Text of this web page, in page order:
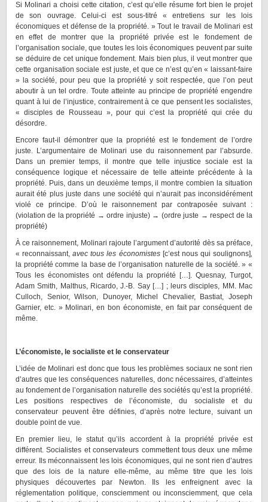
Si Molinari a choisi cette citation, c’est qu’elle résume fort bien le projet
de son ouvrage. Celui-ci est sous-titré « entretiens sur les lois
économiques et défense de la propriété. » Tout le travail de Molinari est
en effet de montrer que la propriété privée est le fondement de
l’organisation sociale, que toutes les lois économiques peuvent par suite
se déduire de cet unique fondement. Mais bien plus, il veut montrer que
cette organisation sociale est juste, et que ce n’est qu’en « laissant-faire
» la société, pour peu que la propriété y soit respectée, que l’on peut
aboutir à un tel ordre. Toute atteinte au principe de propriété engendre
quant à lui de l’injustice, contrairement à ce que pensent les socialistes,
« disciples de Rousseau », pour qui c’est la propriété qui crée du
désordre.
Encore faut-il démontrer que la propriété est le fondement de l’ordre
juste. L’argumentaire de Molinari use du raisonnement par l’absurde.
Dans un premier temps, il montre que telle injustice sociale est la
conséquence logique et nécessaire de telle atteinte précédente à la
propriété. Puis, dans un deuxième temps, il montre combien la situation
aurait été plus juste dans une société qui n’aurait pas inconsidérément
violé ce principe. D’où le raisonnement par contraposée suivant :
(violation de la propriété → ordre injuste) → (ordre juste → respect de la
propriété)
À ce raisonnement, Molinari rajoute l’argument d’autorité dès sa préface,
« reconnaissant,avec tous les économistes[c’est nous qui soulignons],
la propriété comme la base de l’organisation naturelle de la société. » «
Tous les économistes ont défendu la propriété […]. Quesnay, Turgot,
Adam Smith, Malthus, Ricardo, J.-B. Say […] ; leurs disciples, MM. Mac
Culloch, Senior, Wilson, Dunoyer, Michel Chevalier, Bastiat, Joseph
Garnier, etc. » Molinari, en bon économiste, en fait par conséquent de
même.
L’économiste, le socialiste et le conservateur
L’idée de Molinari est donc que tous les problèmes sociaux ne sont rien
d’autres que les conséquences naturelles, donc nécessaires, d’atteintes
au fondement de l’organisation naturelle des sociétés qu’est la propriété.
Les positions respectives de l’économiste, du socialiste et du
conservateur peuvent être définies, d’après notre lecture, suivant un
double point de vue.
En premier lieu, le statut qu’ils accordent à la propriété privée est
différent. Socialistes et conservateurs commettent tous deux une même
erreur. Ils méconnaissent les lois économiques, qui ne sont rien d’autres
que des lois de la nature elle-même, au même titre que les lois
physiques découvertes par Newton. Ils les enfreignent avec la
réglementation politique, consciemment ou inconsciemment, que cela